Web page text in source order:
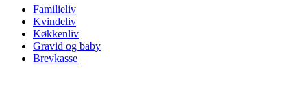
Familieliv
Kvindeliv
Køkkenliv
Gravid og baby
Brevkasse